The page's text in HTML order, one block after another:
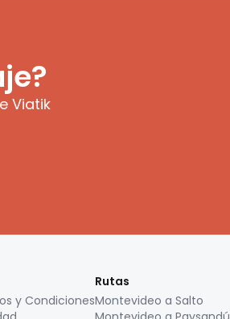
Viatik
y Condiciones
Rutas
Montevideo a Salto